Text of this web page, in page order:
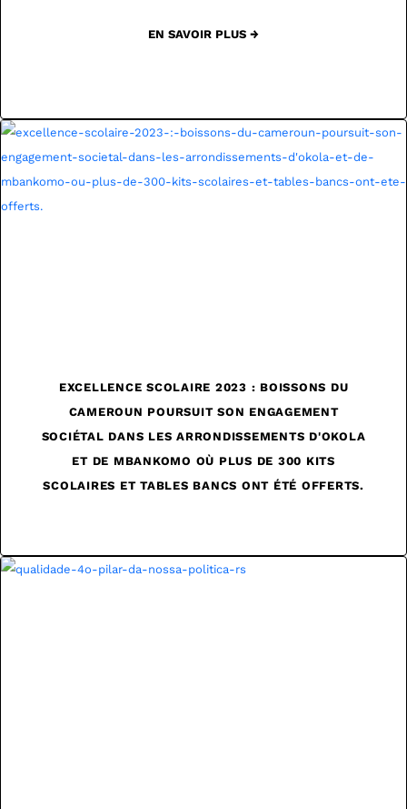
EN SAVOIR PLUS →
EXCELLENCE SCOLAIRE 2023 : BOISSONS DU
CAMEROUN POURSUIT SON ENGAGEMENT
SOCIÉTAL DANS LES ARRONDISSEMENTS D'OKOLA
ET DE MBANKOMO OÙ PLUS DE 300 KITS
SCOLAIRES ET TABLES BANCS ONT ÉTÉ OFFERTS.
EN SAVOIR PLUS →